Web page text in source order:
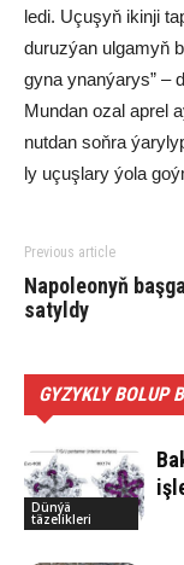
le­di. Uçu­şyň ikin­ji
du­ruz­ýan ul­ga­myň
gy­na ynan­ýa­rys” –
Mun­dan ozal ap­rel
nut­dan soň­ra
ly uçuş­la­ry ýo­la
Previous article
Napoleonyň
satyldy
GYZYKLY BOLUP
Dünýä
täzelikleri